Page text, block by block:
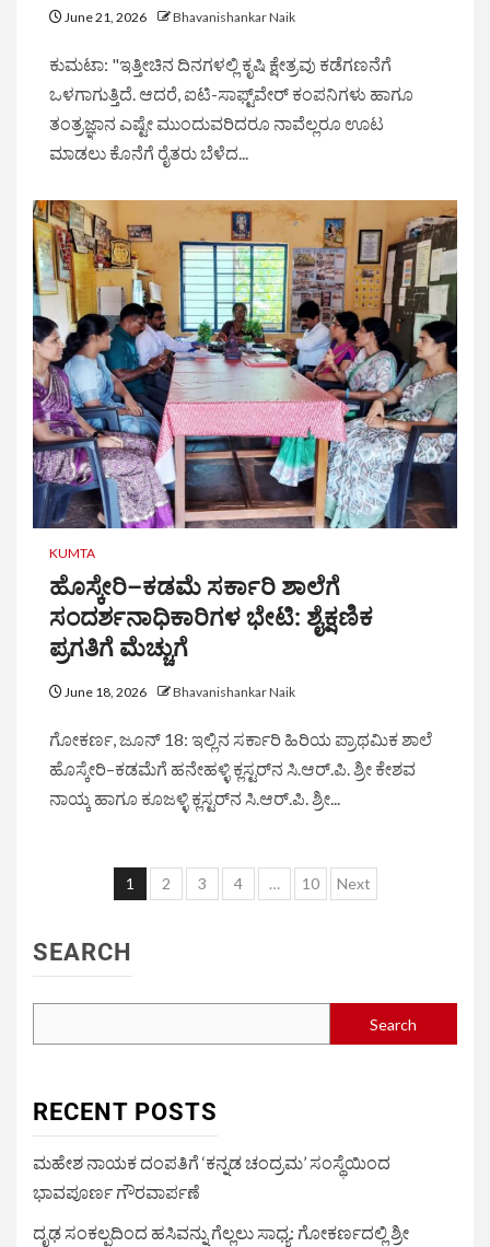
June 21, 2026 Bhavanishankar Naik
ಕುಮಟಾ: "ಇತ್ತೀಚಿನ ದಿನಗಳಲ್ಲಿ ಕೃಷಿ ಕ್ಷೇತ್ರವು ಕಡೆಗಣನೆಗೆ
ಒಳಗಾಗುತ್ತಿದೆ. ಆದರೆ, ಐಟಿ-ಸಾಫ್ಟ್‌ವೇರ್ ಕಂಪನಿಗಳು ಹಾಗೂ
ತಂತ್ರಜ್ಞಾನ ಎಷ್ಟೇ ಮುಂದುವರಿದರೂ ನಾವೆಲ್ಲರೂ ಊಟ
ಮಾಡಲು ಕೊನೆಗೆ ರೈತರು ಬೆಳೆದ...
KUMTA
ಹೊಸ್ಕೇರಿ–ಕಡಮೆ ಸರ್ಕಾರಿ ಶಾಲೆಗೆ
ಸಂದರ್ಶನಾಧಿಕಾರಿಗಳ ಭೇಟಿ: ಶೈಕ್ಷಣಿಕ
ಪ್ರಗತಿಗೆ ಮೆಚ್ಚುಗೆ
June 18, 2026 Bhavanishankar Naik
ಗೋಕರ್ಣ, ಜೂನ್ 18: ಇಲ್ಲಿನ ಸರ್ಕಾರಿ ಹಿರಿಯ ಪ್ರಾಥಮಿಕ ಶಾಲೆ
ಹೊಸ್ಕೇರಿ–ಕಡಮೆಗೆ ಹನೇಹಳ್ಳಿ ಕ್ಲಸ್ಟರ್‌ನ ಸಿ.ಆರ್.ಪಿ. ಶ್ರೀ ಕೇಶವ
ನಾಯ್ಕ ಹಾಗೂ ಕೂಜಳ್ಳಿ ಕ್ಲಸ್ಟರ್‌ನ ಸಿ.ಆರ್.ಪಿ. ಶ್ರೀ...
1 2 3 4 … 10 Next
SEARCH
Search
RECENT POSTS
ಮಹೇಶ ನಾಯಕ ದಂಪತಿಗೆ ‘ಕನ್ನಡ ಚಂದ್ರಮ’ ಸಂಸ್ಥೆಯಿಂದ
ಭಾವಪೂರ್ಣ ಗೌರವಾರ್ಪಣೆ
ದೃಢ ಸಂಕಲ್ಪದಿಂದ ಹಸಿವನ್ನು ಗೆಲ್ಲಲು ಸಾಧ್ಯ: ಗೋಕರ್ಣದಲ್ಲಿ ಶ್ರೀ